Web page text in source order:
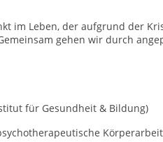
im Leben, der aufgrund der
gehen wir durch
für Gesundheit & Bildung)
Körperarbeit